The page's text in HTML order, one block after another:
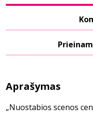
Aprašymas
„Nuostabios scenos